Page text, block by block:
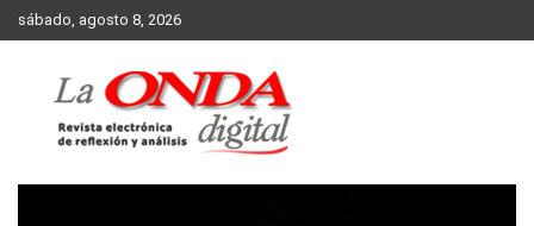
Skip
to
sábado, agosto 8, 2026